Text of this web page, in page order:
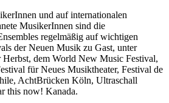
und auf internationalen
MusikerInnen sind die
regelmäßig auf wichtigen
der Neuen Musik zu Gast, unter
Herbst, dem World New Music Festival,
für Neues Musiktheater, Festival de
AchtBrücken Köln, Ultraschall
this now! Kanada.